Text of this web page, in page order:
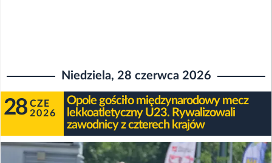
Niedziela, 28 czerwca 2026
28 CZE
2026
Opole gościło międzynarodowy mecz
lekkoatletyczny U23. Rywalizowali
zawodnicy z czterech krajów